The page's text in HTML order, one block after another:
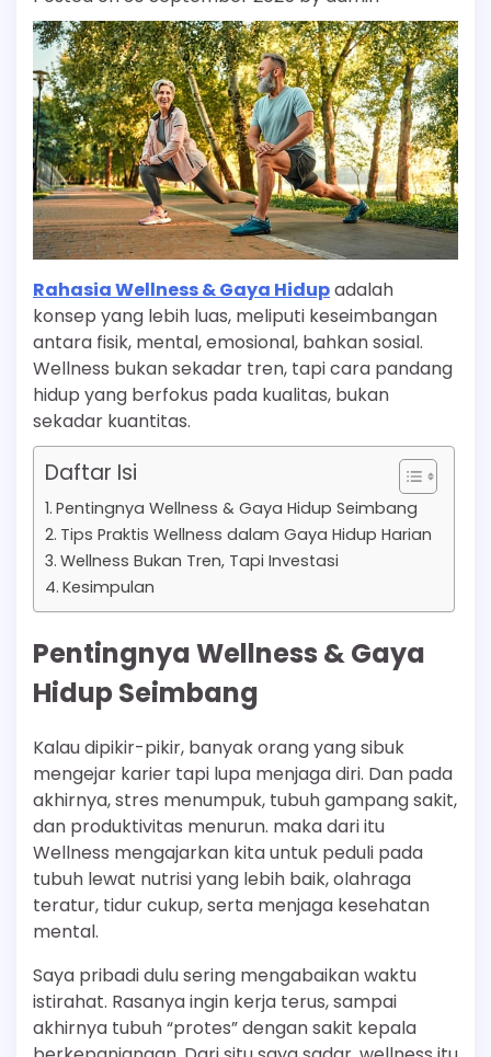
Rahasia Wellness & Gaya Hidupadalah
konsep yang lebih luas, meliputi keseimbangan
antara fisik, mental, emosional, bahkan sosial.
Wellness bukan sekadar tren, tapi cara pandang
hidup yang berfokus pada kualitas, bukan
sekadar kuantitas.
Daftar Isi
Pentingnya Wellness & Gaya Hidup Seimbang
Tips Praktis Wellness dalam Gaya Hidup Harian
Wellness Bukan Tren, Tapi Investasi
Kesimpulan
Pentingnya Wellness & Gaya
Hidup Seimbang
Kalau dipikir-pikir, banyak orang yang sibuk
mengejar karier tapi lupa menjaga diri. Dan pada
akhirnya, stres menumpuk, tubuh gampang sakit,
dan produktivitas menurun. maka dari itu
Wellness mengajarkan kita untuk peduli pada
tubuh lewat nutrisi yang lebih baik, olahraga
teratur, tidur cukup, serta menjaga kesehatan
mental.
Saya pribadi dulu sering mengabaikan waktu
istirahat. Rasanya ingin kerja terus, sampai
akhirnya tubuh “protes” dengan sakit kepala